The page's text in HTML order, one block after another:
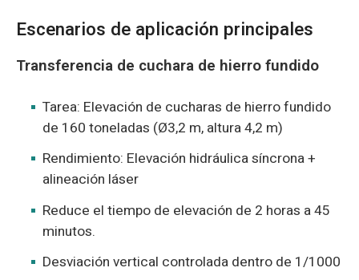
Escenarios de aplicación principales
Transferencia de cuchara de hierro fundido
Tarea: Elevación de cucharas de hierro fundido
de 160 toneladas (Ø3,2 m, altura 4,2 m)
Rendimiento: Elevación hidráulica síncrona +
alineación láser
Reduce el tiempo de elevación de 2 horas a 45
minutos.
Desviación vertical controlada dentro de 1/1000